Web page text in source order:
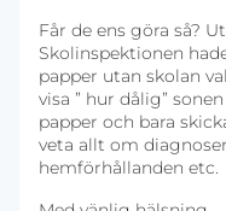
Får de ens göra så?
Skolinspektionen
papper utan skolan
visa ” hur dålig”
papper och bara
veta allt om
hemförhållanden etc.